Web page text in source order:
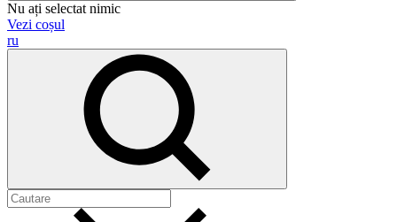
Nu ați selectat nimic
Vezi coșul
ru